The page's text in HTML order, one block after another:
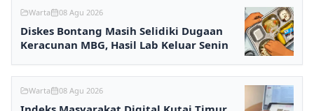
Warta 08 Agu 2026
Diskes Bontang Masih Selidiki Dugaan
Keracunan MBG, Hasil Lab Keluar Senin
Warta 08 Agu 2026